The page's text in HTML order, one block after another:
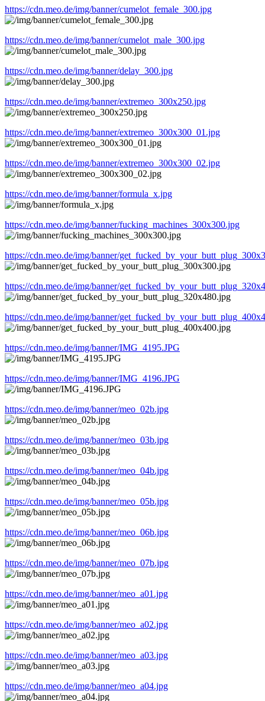
https://cdn.meo.de/img/banner/cumelot_female_300.jpg
https://cdn.meo.de/img/banner/cumelot_male_300.jpg
https://cdn.meo.de/img/banner/delay_300.jpg
https://cdn.meo.de/img/banner/extremeo_300x250.jpg
https://cdn.meo.de/img/banner/extremeo_300x300_01.jpg
https://cdn.meo.de/img/banner/extremeo_300x300_02.jpg
https://cdn.meo.de/img/banner/formula_x.jpg
https://cdn.meo.de/img/banner/fucking_machines_300x300.jpg
https://cdn.meo.de/img/banner/
https://cdn.meo.de/img/banner/
https://cdn.meo.de/img/banner/
https://cdn.meo.de/img/banner/IMG_4195.JPG
https://cdn.meo.de/img/banner/IMG_4196.JPG
https://cdn.meo.de/img/banner/meo_02b.jpg
https://cdn.meo.de/img/banner/meo_03b.jpg
https://cdn.meo.de/img/banner/meo_04b.jpg
https://cdn.meo.de/img/banner/meo_05b.jpg
https://cdn.meo.de/img/banner/meo_06b.jpg
https://cdn.meo.de/img/banner/meo_07b.jpg
https://cdn.meo.de/img/banner/meo_a01.jpg
https://cdn.meo.de/img/banner/meo_a02.jpg
https://cdn.meo.de/img/banner/meo_a03.jpg
https://cdn.meo.de/img/banner/meo_a04.jpg